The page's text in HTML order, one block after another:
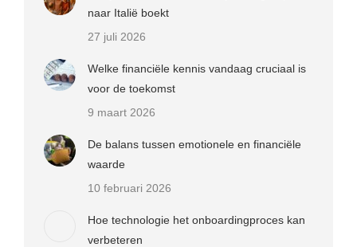
naar Italië boekt
27 juli 2026
Welke financiële kennis vandaag cruciaal is
voor de toekomst
9 maart 2026
De balans tussen emotionele en financiële
waarde
10 februari 2026
Hoe technologie het onboardingproces kan
verbeteren